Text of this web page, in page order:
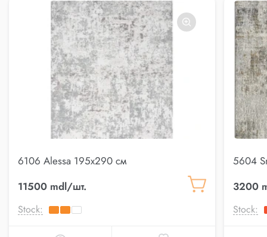
6106 Alessa 195x290 см
11500 mdl/шт.
Stock:
5604
3200
Stock: